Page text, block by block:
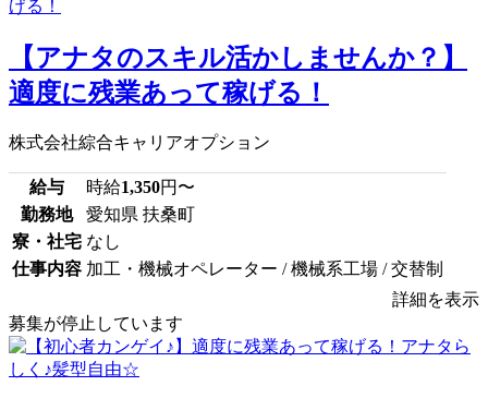
【アナタのスキル活かしませんか？】
適度に残業あって稼げる！
株式会社綜合キャリアオプション
給与 時給1,350円〜
勤務地
愛知県 扶桑町
寮・社宅 なし
仕事内容 加工・機械オペレーター / 機械系工場 / 交替制
詳細を表示
募集が停止しています